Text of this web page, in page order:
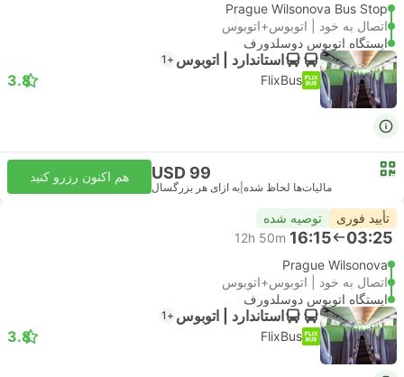
Prague Wilsonova Bus Stop
اتصال به خود | اتوبوس+اتوبوس
ایستگاه اتوبوس دوسلدورف
استاندارد | اتوبوس +1
FlixBus
3.8
USD 99
مالیات‌ها لحاظ شده به ازای هر بزرگسال
هم اکنون رزرو کنید
تأیید فوری توصیه شده
03:25
16:15
12h 50m
Prague Wilsonova
اتصال به خود | اتوبوس+اتوبوس
ایستگاه اتوبوس دوسلدورف
استاندارد | اتوبوس +1
FlixBus
3.8